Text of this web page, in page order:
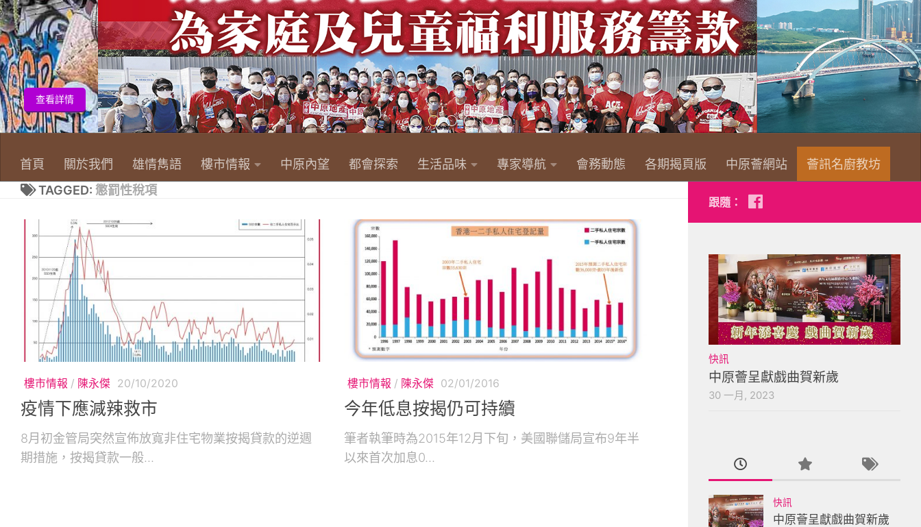
查看詳情
首頁 關於我們 雄情雋語 樓市情報 中原內望 都會探索 生活品味 專家導航 會務動態 各期揭頁版 中原薈網站
薈訊名廚教坊
TAGGED:懲罰性稅項
樓市情報 / 陳永傑 20/10/2020
疫情下應減辣救市
8月初金管局突然宣佈放寬非住宅物業按揭貸款的逆週
期措施，按揭貸款一般...
樓市情報 / 陳永傑 02/01/2016
今年低息按揭仍可持續
筆者執筆時為2015年12月下旬，美國聯儲局宣布9年半
以來首次加息0...
跟隨：
快訊
中原薈呈獻戲曲賀新歲
30 一月, 2023
快訊
中原薈呈獻戲曲賀新歲